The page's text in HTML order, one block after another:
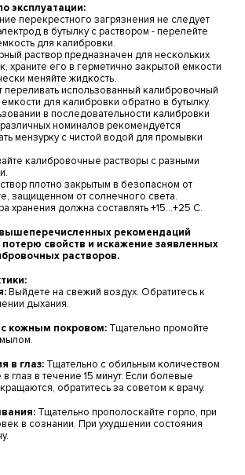
эксплуатации:
перекрестного загрязнения не следует
в бутылку с раствором - перелейте
для калибровки.
раствор предназначен для нескольких
храните его в герметично закрытой емкости
меняйте жидкость.
переливать использованный калибровочный
для калибровки обратно в бутылку.
в последовательности калибровки
номиналов рекомендуется
мензурку с чистой водой для промывки
калибровочные растворы с разными
плотно закрытым в безопасном от
защищенном от солнечного света.
хранения должна составлять +15...+25 C.
рекомендаций
потерю свойств и искажение заявленных
растворов.
Выйдете на свежий воздух. Обратитесь к
дыхания.
с кожным покровом: Тщательно промойте
в глаз: Тщательно с обильным количеством
глаз в течение 15 минут. Если болевые
обратитесь за советом к врачу.
Тщательно прополоскайте горло, при
в сознании. При ухудшении состояния